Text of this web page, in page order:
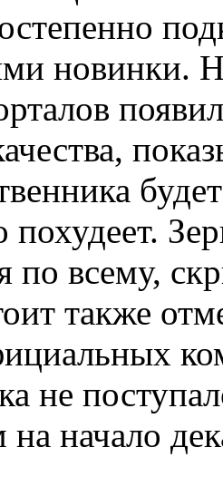
новинки.
похудеет.
по всему,
также
не
начало